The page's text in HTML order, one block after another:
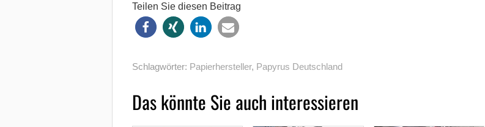
Teilen Sie diesen Beitrag
Schlagwörter: Papierhersteller, Papyrus Deutschland
Das könnte Sie auch interessieren